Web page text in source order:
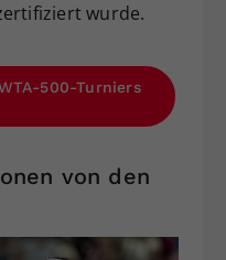
wurde.
500-Turniers
von den